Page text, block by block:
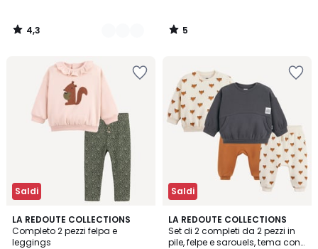
4,3
/
5
/
Saldi
LA REDOUTE COLLECTIONS
Completo 2 pezzi felpa e
leggings
5
/
5
Saldi
LA REDOUTE COLLECTIONS
Set di 2 completi da 2 pezzi in
pile, felpe e sarouels, tema con